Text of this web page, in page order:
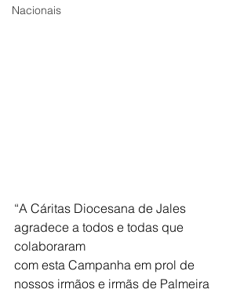
Nacionais
“A Cáritas Diocesana de Jales
agradece a todos e todas que
colaboraram
com esta Campanha em prol de
nossos irmãos e irmãs de Palmeira